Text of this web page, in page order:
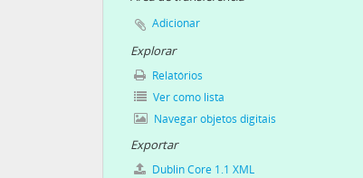
João Evangelista, 1924
12-15
16
1953-06-14
Adicionar
Explorar
Relatórios
Ver como lista
Navegar objetos digitais
Exportar
Dublin Core 1.1 XML